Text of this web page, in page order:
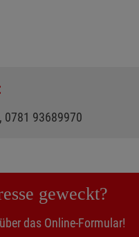
0781 93689970
geweckt?
das Online-Formular!